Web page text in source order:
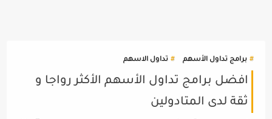
برامج تداول الأسهم تداول الاسهم
افضل برامج تداول الأسهم الأكثر رواجا و
ثقة لدى المتادولين